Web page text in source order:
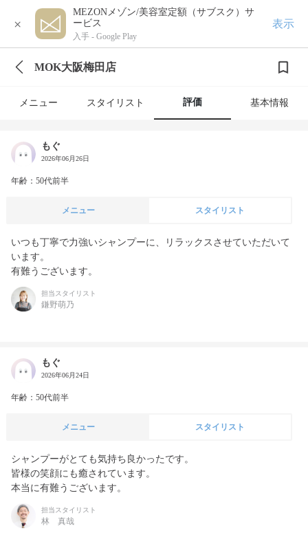
×
MEZONメゾン/美容室定額（サブスク）サ
ービス
入手 - Google Play
表示
MOK大阪梅田店
メニュー スタイリスト 評価 基本情報
もぐ
2026年06月26日
年齢：50代前半
メニュー スタイリスト
いつも丁寧で力強いシャンプーに、リラックスさせていただいて
います。
有難うございます。
担当スタイリスト
鎌野萌乃
もぐ
2026年06月24日
年齢：50代前半
メニュー スタイリスト
シャンプーがとても気持ち良かったです。
皆様の笑顔にも癒されています。
本当に有難うございます。
担当スタイリスト
林 真哉